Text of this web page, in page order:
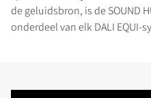
de geluidsbron, is de SOUND
onderdeel van elk DALI EQUI-